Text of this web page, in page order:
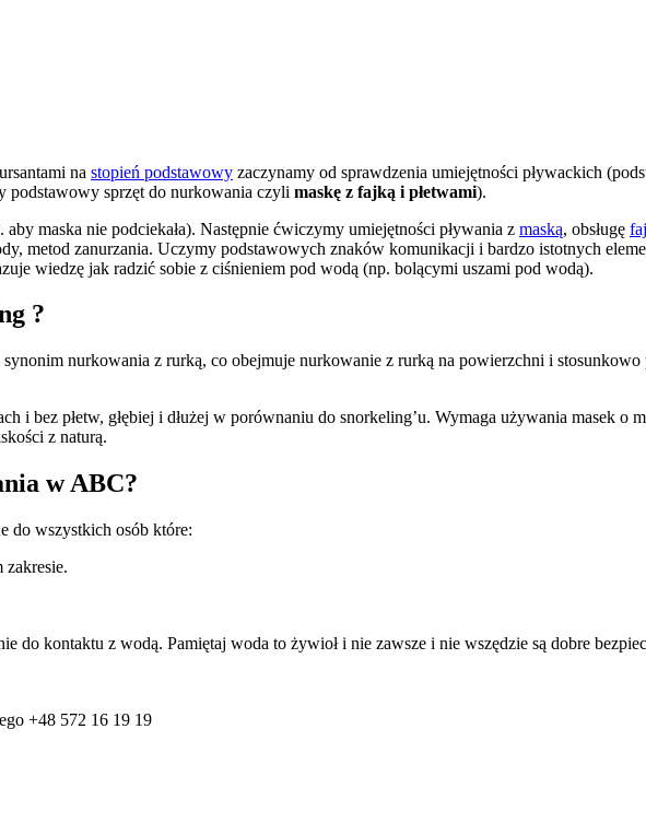
na stopień podstawowy zaczynamy od sprawdzenia umiejętności pływackich
podstawowy sprzęt do nurkowania czyli maskę z fajką i płetwami).
maska nie podciekała). Następnie ćwiczymy umiejętności pływania z maską, obsługę
metod zanurzania. Uczymy podstawowych znaków komunikacji i bardzo istotnych
wiedzę jak radzić sobie z ciśnieniem pod wodą (np. bolącymi uszami pod wodą).
?
nurkowania z rurką, co obejmuje nurkowanie z rurką na powierzchni i
i bez płetw, głębiej i dłużej w porównaniu do snorkeling’u. Wymaga używania masek o
z naturą.
w ABC?
do wszystkich osób które:
zakresie.
do kontaktu z wodą. Pamiętaj woda to żywioł i nie zawsze i nie wszędzie są dobre
+48 572 16 19 19